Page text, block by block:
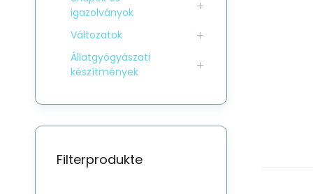
igazolványok
Változatok
Állatgyógyászati
készítmények
Filterprodukte